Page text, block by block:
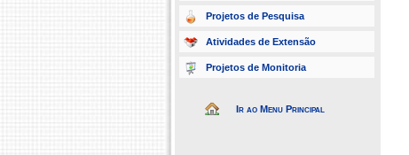
Projetos de Pesquisa
Atividades de Extensão
Projetos de Monitoria
Ir ao Menu Principal